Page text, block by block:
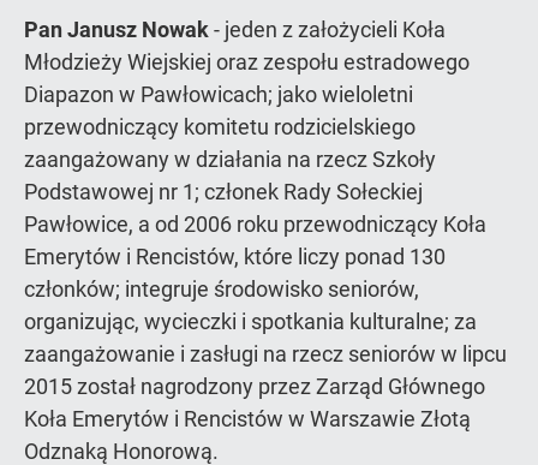
Pan Janusz Nowak- jeden z założycieli Koła
Młodzieży Wiejskiej oraz zespołu estradowego
Diapazon w Pawłowicach; jako wieloletni
przewodniczący komitetu rodzicielskiego
zaangażowany w działania na rzecz Szkoły
Podstawowej nr 1; członek Rady Sołeckiej
Pawłowice, a od 2006 roku przewodniczący Koła
Emerytów i Rencistów, które liczy ponad 130
członków; integruje środowisko seniorów,
organizując, wycieczki i spotkania kulturalne; za
zaangażowanie i zasługi na rzecz seniorów w lipcu
2015 został nagrodzony przez Zarząd Głównego
Koła Emerytów i Rencistów w Warszawie Złotą
Odznaką Honorową.